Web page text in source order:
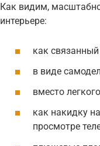
Как видим,
интерьере:
как
в виде
вместо
как накидку
просмотре